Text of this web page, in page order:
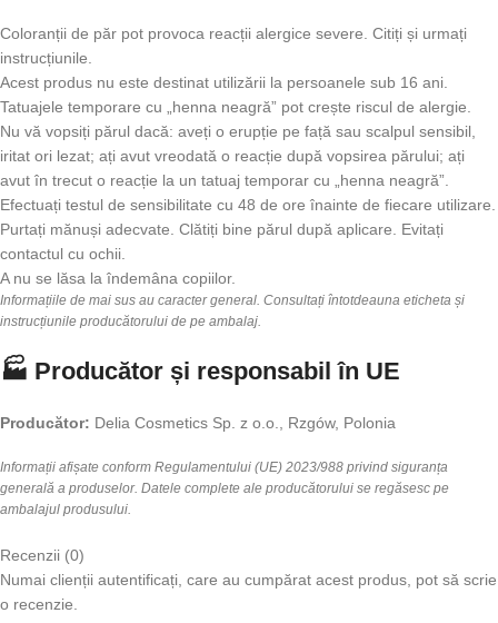
Coloranții de păr pot provoca reacții alergice severe. Citiți și urmați
instrucțiunile.
Acest produs nu este destinat utilizării la persoanele sub 16 ani.
Tatuajele temporare cu „henna neagră” pot crește riscul de alergie.
Nu vă vopsiți părul dacă: aveți o erupție pe față sau scalpul sensibil,
iritat ori lezat; ați avut vreodată o reacție după vopsirea părului; ați
avut în trecut o reacție la un tatuaj temporar cu „henna neagră”.
Efectuați testul de sensibilitate cu 48 de ore înainte de fiecare utilizare.
Purtați mănuși adecvate. Clătiți bine părul după aplicare. Evitați
contactul cu ochii.
A nu se lăsa la îndemâna copiilor.
Informațiile de mai sus au caracter general. Consultați întotdeauna eticheta și
instrucțiunile producătorului de pe ambalaj.
🏭 Producător și responsabil în UE
Producător: Delia Cosmetics Sp. z o.o., Rzgów, Polonia
Informații afișate conform Regulamentului (UE) 2023/988 privind siguranța
generală a produselor. Datele complete ale producătorului se regăsesc pe
ambalajul produsului.
Recenzii (0)
Numai clienții autentificați, care au cumpărat acest produs, pot să scrie
o recenzie.